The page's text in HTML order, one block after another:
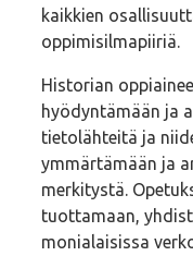
kaikkien
oppimisilmapiiriä.
Historian
hyödyntämään ja
tietolähteitä ja
ymmärtämään ja
merkitystä.
tuottamaan,
monialaisissa